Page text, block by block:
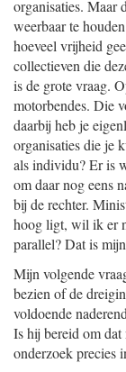
organisaties. Maar
weerbaar te
hoeveel vrijheid
collectieven die
is de grote vraag.
motorbendes. Die
daarbij heb je
organisaties die je
als individu? Er is
om daar nog eens
bij de rechter.
hoog ligt, wil ik er
parallel? Dat is
Mijn volgende
bezien of de
voldoende
Is hij bereid om
onderzoek precies